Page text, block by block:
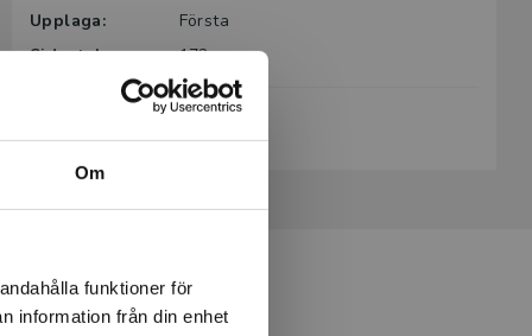
Om
funktioner för
information från din enhet
Upplaga:
Första
Sidantal:
172
Köp- och leveransvillkor